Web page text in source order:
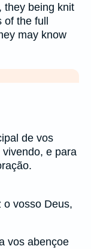
they being knit
the full
may know
de vos
e para
o vosso Deus,
vos abençoe